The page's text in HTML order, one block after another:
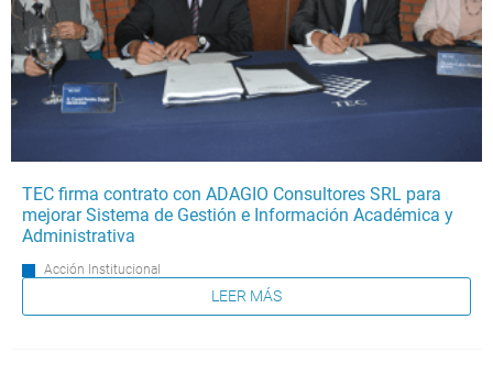
TEC firma contrato con ADAGIO Consultores SRL para
mejorar Sistema de Gestión e Información Académica y
Administrativa
Acción Institucional
LEER MÁS